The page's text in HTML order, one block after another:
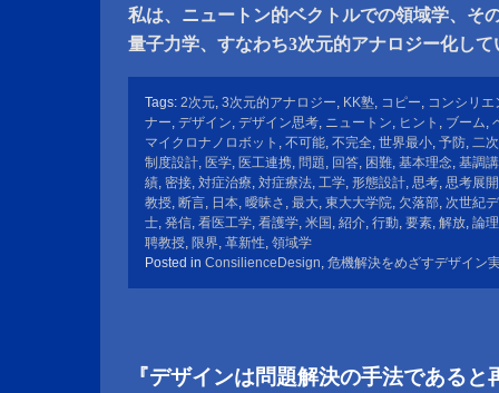
私は、ニュートン的ベクトルでの領域学、そ
量子力学、すなわち3次元的アナロジー化し
Tags: 2次元, 3次元的アナロジー, KK塾, コピー, コンシリエ
ナー, デザイン, デザイン思考, ニュートン, ヒント , ブーム,
マイクロナノロボット , 不可能, 不完全, 世界最小, 予防, 二
制度設計, 医学, 医工連携, 問題, 回答, 困難, 基本理念, 基調
績, 密接, 対症治療, 対症療法, 工学, 形態設計, 思考, 思考展開
教授, 断言, 日本, 曖昧さ , 最大, 東大大学院, 欠落部, 次世紀
士, 発信, 看医工学, 看護学, 米国 , 紹介, 行動, 要素, 解放, 論理
聘教授, 限界, 革新性, 領域学
Posted in ConsilienceDesign, 危機解決をめざすデザイン
『デザインは問題解決の手法であると